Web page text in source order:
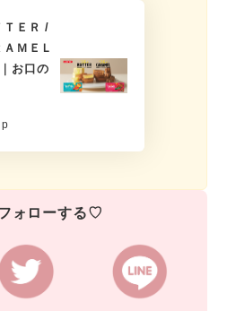
ＴＥＲ /
ＭＥＬ
お口の
ォローする♡